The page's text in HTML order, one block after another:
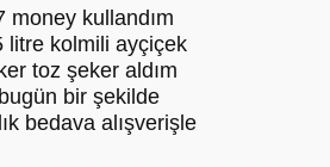
money kullandım
litre kolmili ayçiçek
toz şeker aldım
bir şekilde
bedava alışverişle